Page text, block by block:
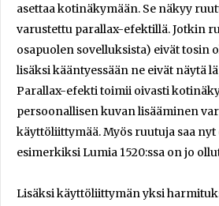
asettaa kotinäkymään. Se näkyy
varustettu parallax-efektillä. Jotkin
osapuolen sovelluksista) eivät tosin
lisäksi kääntyessään ne eivät näytä
Parallax-efekti toimii oivasti
persoonallisen kuvan lisääminen
käyttöliittymää. Myös ruutuja saa
esimerkiksi Lumia 1520:ssa on jo
Lisäksi käyttöliittymän yksi